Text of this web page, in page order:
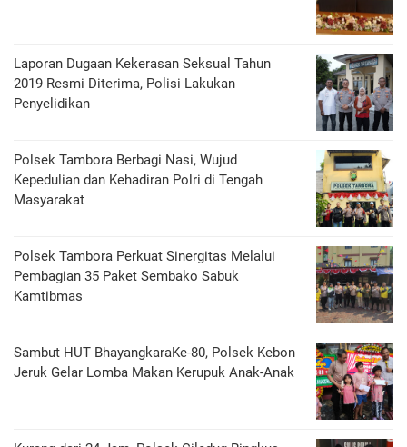
Laporan Dugaan Kekerasan Seksual Tahun
2019 Resmi Diterima, Polisi Lakukan
Penyelidikan
Polsek Tambora Berbagi Nasi, Wujud
Kepedulian dan Kehadiran Polri di Tengah
Masyarakat
Polsek Tambora Perkuat Sinergitas Melalui
Pembagian 35 Paket Sembako Sabuk
Kamtibmas
Sambut HUT BhayangkaraKe-80, Polsek Kebon
Jeruk Gelar Lomba Makan Kerupuk Anak-Anak